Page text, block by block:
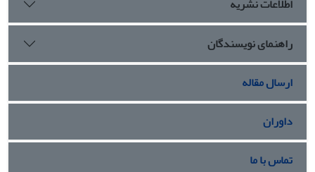
راهنمای نویسندگان
ارسال مقاله
داوران
تماس با ما